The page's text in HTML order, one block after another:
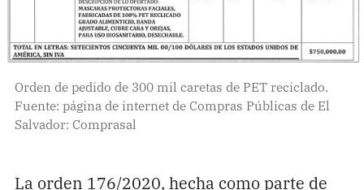
Orden de pedido de 300 mil caretas de PET reciclado.
Fuente: página de internet de Compras Públicas de El
Salvador: Comprasal
La orden 176/2020, hecha como parte de